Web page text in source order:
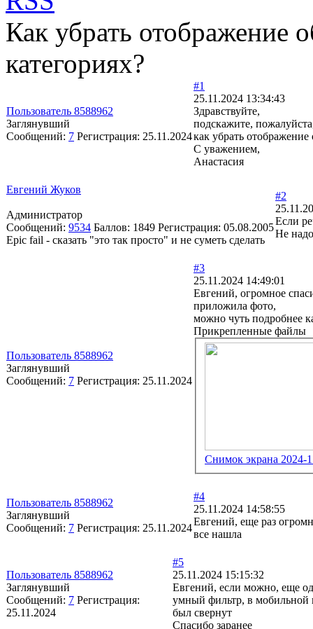
Как убрать отображение
категориях?
Пользователь 8588962
Заглянувший
Сообщений: 7 Регистрация: 25.11.2024
#1
25.11.2024 13:34:43
Здравствуйте,
подскажите,
как убрать отображение
С уважением,
Анастасия
Евгений Жуков
Администратор
Сообщений: 9534 Баллов: 1849 Регистрация: 05.08.2005
Epic fail - сказать "это так просто" и не суметь сделать
#2
Если
Не
Пользователь 8588962
Заглянувший
Сообщений: 7 Регистрация: 25.11.2024
#3
25.11.2024 14:49:01
Евгений, огромное
приложила фото,
можно чуть подробнее
Прикрепленные файлы
Снимок экрана 2024-
Пользователь 8588962
Заглянувший
Сообщений: 7 Регистрация: 25.11.2024
#4
25.11.2024 14:58:55
Евгений, еще раз
все нашла
Пользователь 8588962
Заглянувший
Сообщений: 7 Регистрация:
25.11.2024
#5
25.11.2024 15:15:32
Евгений, если можно, еще
умный фильтр, в мобильной
был свернут
Спасибо заранее